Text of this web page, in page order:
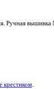
Ручная
крестиком